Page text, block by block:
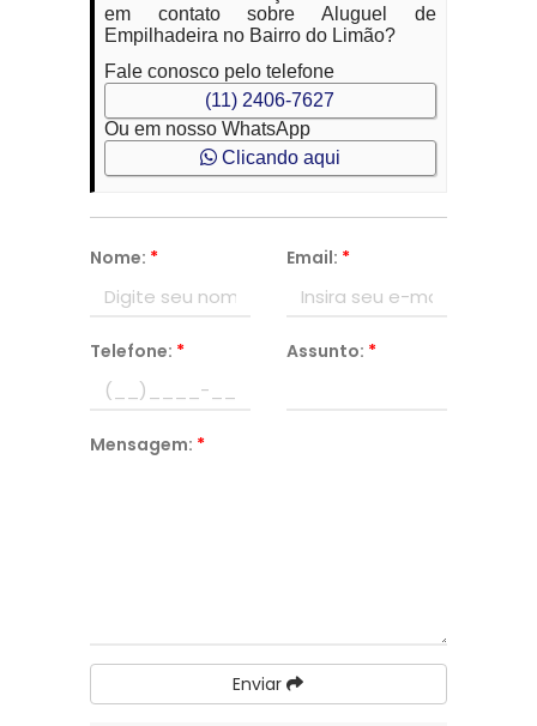
em contato sobre Aluguel de
Empilhadeira no Bairro do Limão?
Fale conosco pelo telefone
(11) 2406-7627
Ou em nosso WhatsApp
Clicando aqui
Nome: * Email: *
Telefone: * Assunto: *
Mensagem: *
Enviar